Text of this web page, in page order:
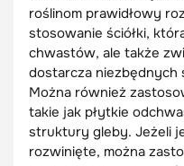
roślinom prawidłowy
stosowanie ściółki,
chwastów, ale także
dostarcza niezbędnych
Można również
takie jak płytkie
struktury gleby. Jeżeli
rozwinięte, można